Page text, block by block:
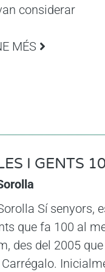
considerar
MÉS
I GENTS
Sí senyors,
que fa 100 al
des del 2005 que